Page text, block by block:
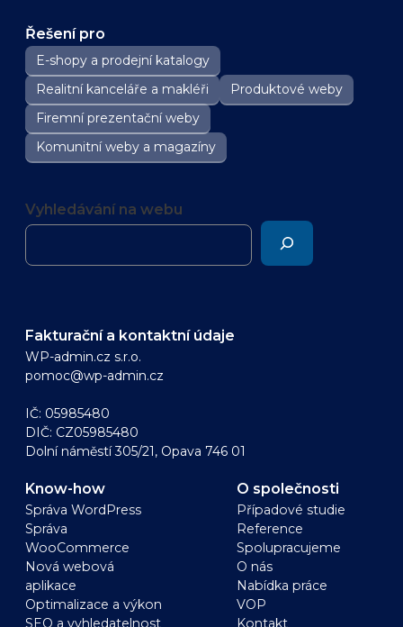
Řešení pro
E-shopy a prodejní katalogy
Realitní kanceláře a makléři
Produktové weby
Firemní prezentační weby
Komunitní weby a magazíny
Vyhledávání na webu
Fakturační a kontaktní údaje
WP-admin.cz s.r.o.
pomoc@wp-admin.cz
IČ: 05985480
DIČ: CZ05985480
Dolní náměstí 305/21, Opava 746 01
Know-how
Správa WordPress
Správa
WooCommerce
Nová webová
aplikace
Optimalizace a výkon
SEO a vyhledatelnost
O společnosti
Případové studie
Reference
Spolupracujeme
O nás
Nabídka práce
VOP
Kontakt